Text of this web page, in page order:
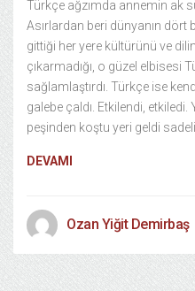
Türkçe ağzımda annemin ak
Asırlardan beri dünyanın dört
gittiği her yere kültürünü ve
çıkarmadığı, o güzel elbisesi
sağlamlaştırdı. Türkçe ise
galebe çaldı. Etkilendi,
peşinden koştu yeri geldi
DEVAMI
Ozan Yiğit Demirbaş